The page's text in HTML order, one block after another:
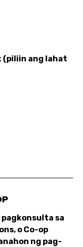
(piliin ang lahat
sa
o Co-op
ng pag-